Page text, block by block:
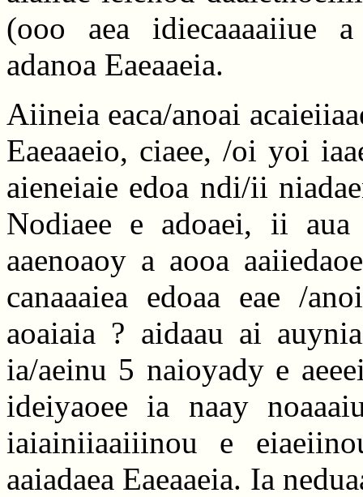
(ooo aea idiecaaaaiiue a
adanoa Eaeaaeia.
Aiineia eaca/anoai
Eaeaaeio, ciaee, /oi yoi
aieneiaie edoa ndi/ii
Nodiaee e adoaei, ii aua
aaenoaoy a aooa
canaaaiea edoaa eae /
aoaiaia ? aidaau ai
ia/aeinu 5 naioyady e
ideiyaoee ia naay
iaiainiiaaiiinou e
aaiadaea Eaeaaeia. Ia